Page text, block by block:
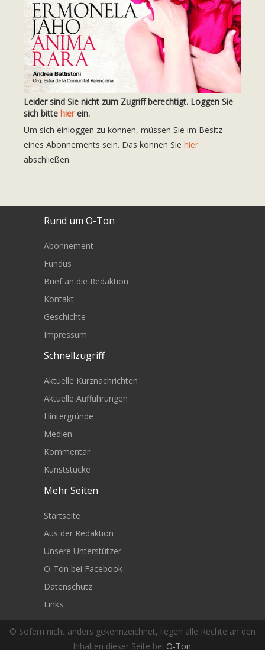
Leider sind Sie nicht zum Zugriff berechtigt. Loggen Sie
sich bitte hierein.
Um sich einloggen zu können, müssen Sie im Besitz
eines Abonnements sein. Das können Sie hier
abschließen.
© Sofern nicht anders gekennzeichnet, liegen alle Rechte an den
Inhalten dieser Seite bei O-Ton.
Rund um O-Ton
Abonnement
Fundus
Brief an die Redaktion
Kontakt
Geschichte
Impressum
Schnellzugriff
Aktuelle Kurznachrichten
Aktuelle Aufführungen
Hintergründe
Medien
Kommentar
Kunststücke
Mehr Seiten
Startseite
Aus der Redaktion
Unsere Unterstützer
O-Ton bei Facebook
Datenschutz
Links